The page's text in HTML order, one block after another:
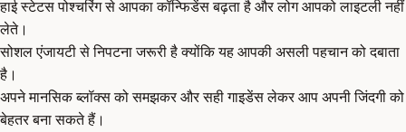
हाई स्टेटस पोश्चरिंग से आपका कॉन्फिडेंस बढ़ता है और लोग आपको लाइटली नहीं
लेते।
सोशल एंजायटी से निपटना जरूरी है क्योंकि यह आपकी असली पहचान को दबाता
है।
अपने मानसिक ब्लॉक्स को समझकर और सही गाइडेंस लेकर आप अपनी जिंदगी को
बेहतर बना सकते हैं।